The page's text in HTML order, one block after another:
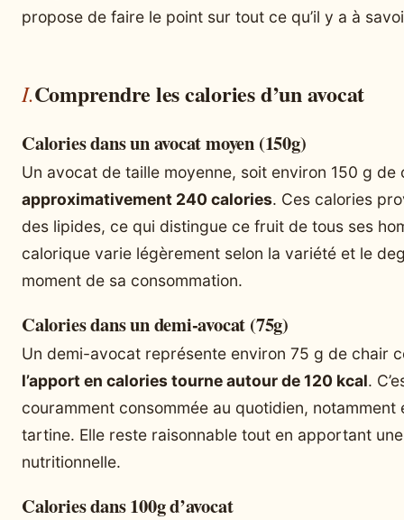
propose de faire le point sur tout ce qu’il y a à
Comprendre les calories d’un avocat
Calories dans un avocat moyen (150g)
Un avocat de taille moyenne, soit environ 150 g de
approximativement 240 calories. Ces calories
des lipides, ce qui distingue ce fruit de tous ses
calorique varie légèrement selon la variété et le
moment de sa consommation.
Calories dans un demi-avocat (75g)
Un demi-avocat représente environ 75 g de chair
l’apport en calories tourne autour de 120 kcal.
couramment consommée au quotidien, notamment
tartine. Elle reste raisonnable tout en apportant
nutritionnelle.
Calories dans 100g d’avocat